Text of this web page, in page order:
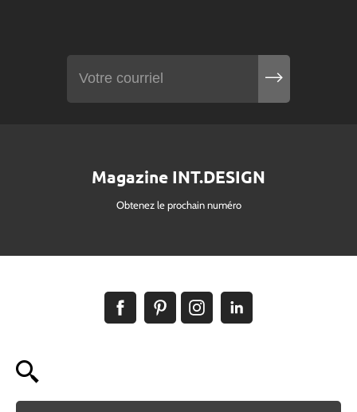
Magazine INT.DESIGN
Obtenez le prochain numéro